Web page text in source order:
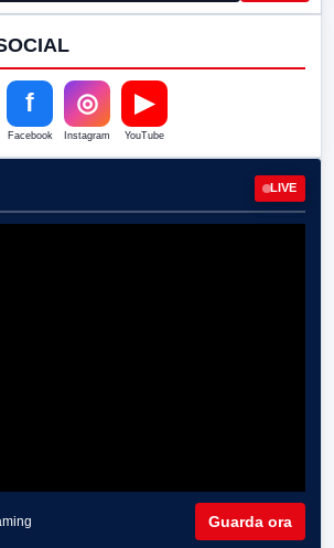
f
Facebook
◎
Instagram
▶
YouTube
LIVE
Guarda ora